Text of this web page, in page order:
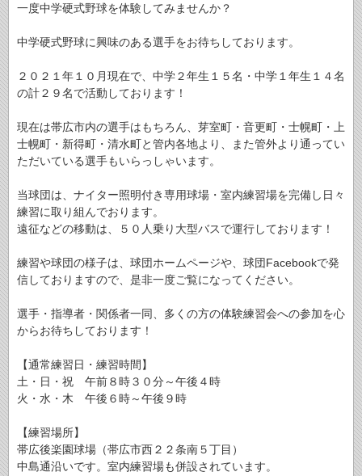
一度中学硬式野球を体験してみませんか？
中学硬式野球に興味のある選手をお待ちしております。
２０２１年１０月現在で、中学２年生１５名・中学１年生１４名
の計２９名で活動しております！
現在は帯広市内の選手はもちろん、芽室町・音更町・士幌町・上
士幌町・新得町・清水町と管内各地より、また管外より通ってい
ただいている選手もいらっしゃいます。
当球団は、ナイター照明付き専用球場・室内練習場を完備し日々
練習に取り組んでおります。
遠征などの移動は、５０人乗り大型バスで運行しております！
練習や球団の様子は、球団ホームページや、球団Facebookで発
信しておりますので、是非一度ご覧になってください。
選手・指導者・関係者一同、多くの方の体験練習会への参加を心
からお待ちしております！
【通常練習日・練習時間】
土・日・祝 午前８時３０分～午後４時
火・水・木 午後６時～午後９時
【練習場所】
帯広後楽園球場（帯広市西２２条南５丁目）
中島通沿いです。室内練習場も併設されています。